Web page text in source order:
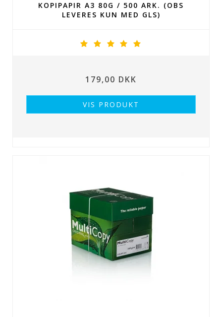
KOPIPAPIR A3 80G / 500 ARK. (OBS
LEVERES KUN MED GLS)
179,00 DKK
VIS PRODUKT